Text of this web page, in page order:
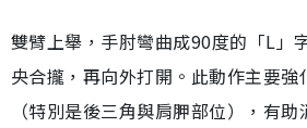
雙臂上舉，手肘彎曲成90度的「L」
央合攏，再向外打開。此動作主要強
（特別是後三角與肩胛部位），有助